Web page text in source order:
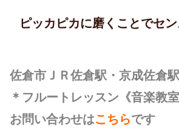
ピッカピカに磨くことでセ
佐倉市ＪＲ佐倉駅・京成佐倉
＊フルートレッスン 《音楽教
お問い合わせはこちらです